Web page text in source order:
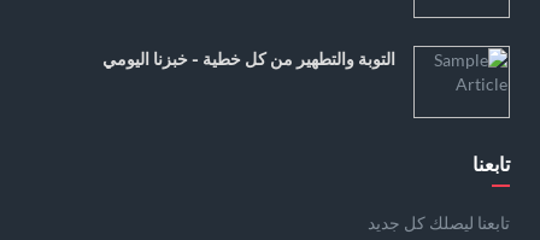
التوبة والتطهير من كل خطية - خبزنا اليومي
تابعنا
تابعنا ليصلك كل جديد